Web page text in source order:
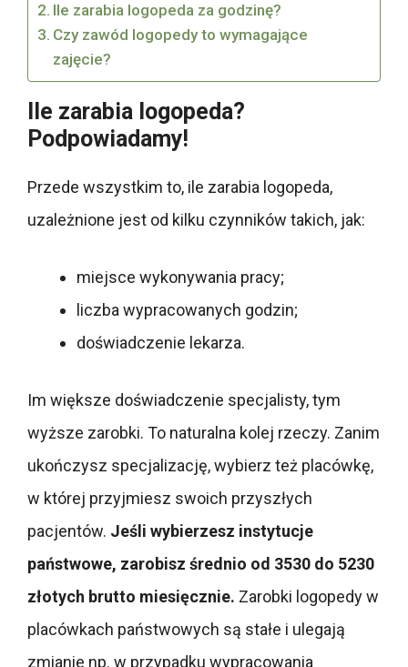
Ile zarabia logopeda za godzinę?
Czy zawód logopedy to wymagające
zajęcie?
Ile zarabia logopeda?
Podpowiadamy!
Przede wszystkim to, ile zarabia logopeda,
uzależnione jest od kilku czynników takich, jak:
miejsce wykonywania pracy;
liczba wypracowanych godzin;
doświadczenie lekarza.
Im większe doświadczenie specjalisty, tym
wyższe zarobki. To naturalna kolej rzeczy. Zanim
ukończysz specjalizację, wybierz też placówkę,
w której przyjmiesz swoich przyszłych
pacjentów. Jeśli wybierzesz instytucje
państwowe, zarobisz średnio od 3530 do 5230
złotych brutto miesięcznie. Zarobki logopedy w
placówkach państwowych są stałe i ulegają
zmianie np. w przypadku wypracowania